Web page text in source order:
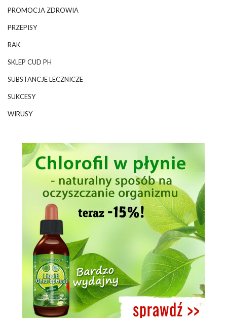
PROMOCJA ZDROWIA
PRZEPISY
RAK
SKLEP CUD PH
SUBSTANCJE LECZNICZE
SUKCESY
WIRUSY